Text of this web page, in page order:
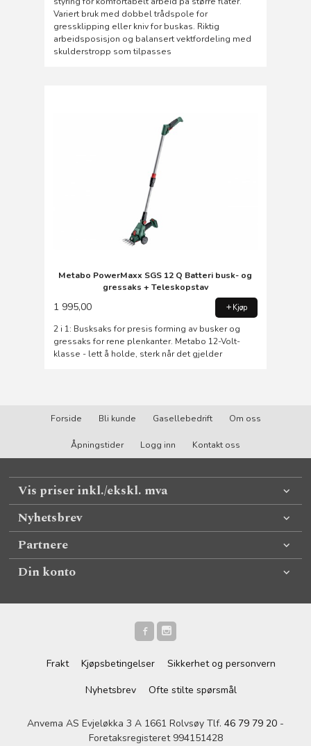
Variert bruk med dobbel trådspole for
gressklipping eller kniv for buskas. Riktig
arbeidsposisjon og balansert vektfordeling med
skulderstropp som tilpasses
Metabo PowerMaxx SGS 12 Q Batteri busk- og
gressaks + Teleskopstav
1 995,00 Kjøp
2 i 1: Busksaks for presis forming av busker og
gressaks for rene plenkanter. Metabo 12-Volt-
klasse - lett å holde, sterk når det gjelder
Forside Bli kunde Gasellebedrift Om oss
Åpningstider Logg inn Kontakt oss
Vis priser inkl./ekskl. mva
Nyhetsbrev
Partnere
Din konto
Frakt Kjøpsbetingelser
Sikkerhet og personvern
Nyhetsbrev
Ofte stilte spørsmål
Anvema AS Evjeløkka 3 A 1661 Rolvsøy Tlf. 46 79 79 20 -
Foretaksregisteret 994151428